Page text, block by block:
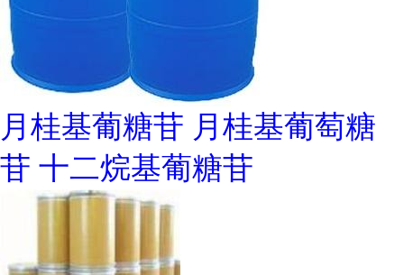
月桂基葡糖苷 月桂基葡萄糖
苷 十二烷基葡糖苷